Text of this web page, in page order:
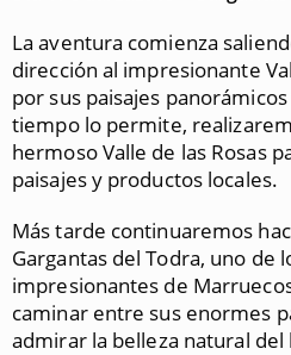
La aventura comienza
dirección al impresionante
por sus paisajes
tiempo lo permite,
hermoso Valle de las Rosas
paisajes y productos locales.
Más tarde continuaremos
Gargantas del Todra, uno de
impresionantes de
caminar entre sus enormes
admirar la belleza natural del